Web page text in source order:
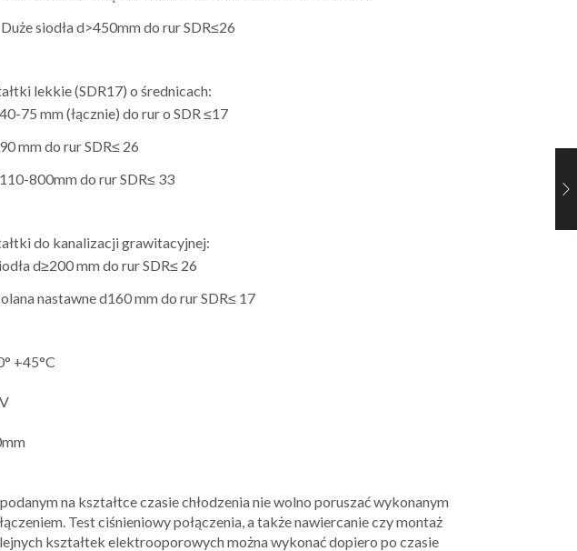
Duże siodła d>450mm do rur SDR≤26
lekkie (SDR17) o średnicach:
75 mm (łącznie) do rur o SDR ≤17
mm do rur SDR≤ 26
800mm do rur SDR≤ 33
do kanalizacji grawitacyjnej:
d≥200 mm do rur SDR≤ 26
nastawne d160 mm do rur SDR≤ 17
+45°C
na kształtce czasie chłodzenia nie wolno poruszać wykonanym
Test ciśnieniowy połączenia, a także nawiercanie czy montaż
kształtek elektrooporowych można wykonać dopiero po czasie